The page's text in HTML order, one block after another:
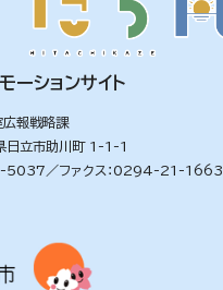
ーションサイト
報戦略課
立市助川町 1-1-1
5037／ファクス：0294-21-1663